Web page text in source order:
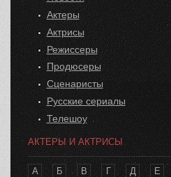
Актеры
Актрисы
Режиссеры
Продюсеры
Сценаристы
Русские сериалы
Телешоу
АКТЕРЫ И АКТРИСЫ
А Б В Г Д Е